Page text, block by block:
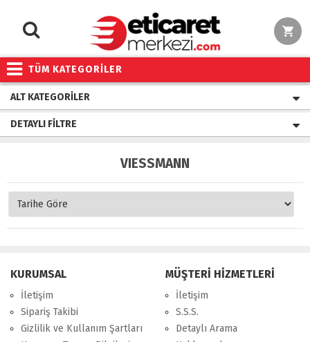
TÜM KATEGORİLER
ALT KATEGORILER
DETAYLI FILTRE
VIESSMANN
KURUMSAL
İletişim
Sipariş Takibi
Gizlilik ve Kullanım Şartları
MÜŞTERİ HİZMETLERİ
İletişim
S.S.S.
Detaylı Arama